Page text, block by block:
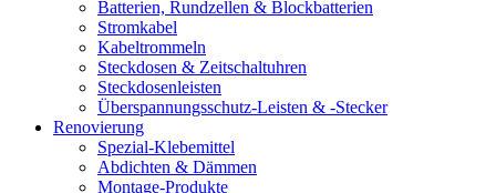
Batterien, Rundzellen & Blockbatterien
Stromkabel
Kabeltrommeln
Steckdosen & Zeitschaltuhren
Steckdosenleisten
Überspannungsschutz-Leisten & -Stecker
Renovierung
Spezial-Klebemittel
Abdichten & Dämmen
Montage-Produkte